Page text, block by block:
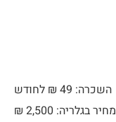
השכרה: 49 ₪ לחודש
מחיר בגלריה: 2,500 ₪